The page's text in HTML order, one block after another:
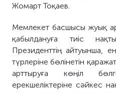
Жомарт Тоқаев.
Мемлекет басшысы жуық
қабылдануға тиіс
Президенттің айтуынша,
түрлеріне бөлінетін
арттыруға көңіл
ерекшеліктеріне сәйкес